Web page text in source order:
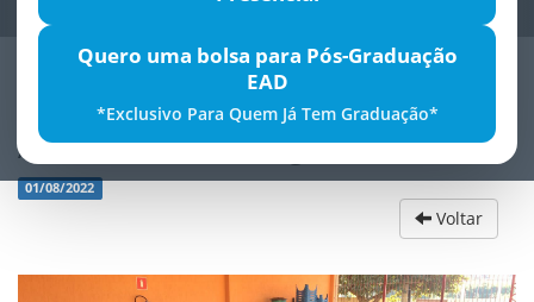
Quero uma bolsa para Pós-Graduação
EAD
*Exclusivo Para Quem Já Tem Graduação*
Aula relaxante de Yoga
01/08/2022
Voltar